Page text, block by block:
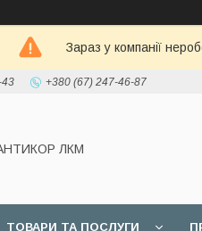
Зараз у компанії
43 +380 (67) 247-46-87
ЛКМ
ТОВАРИ ТА ПОСЛУГИ